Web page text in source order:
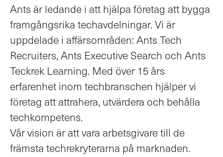
Ants är ledande i att hjälpa företag att bygga
framgångsrika techavdelningar. Vi är
uppdelade i affärsområden: Ants Tech
Recruiters, Ants Executive Search och Ants
Teckrek Learning. Med över 15 års
erfarenhet inom techbranschen hjälper vi
företag att attrahera, utvärdera och behålla
techkompetens.
Vår vision är att vara arbetsgivare till de
främsta techrekryterarna på marknaden.